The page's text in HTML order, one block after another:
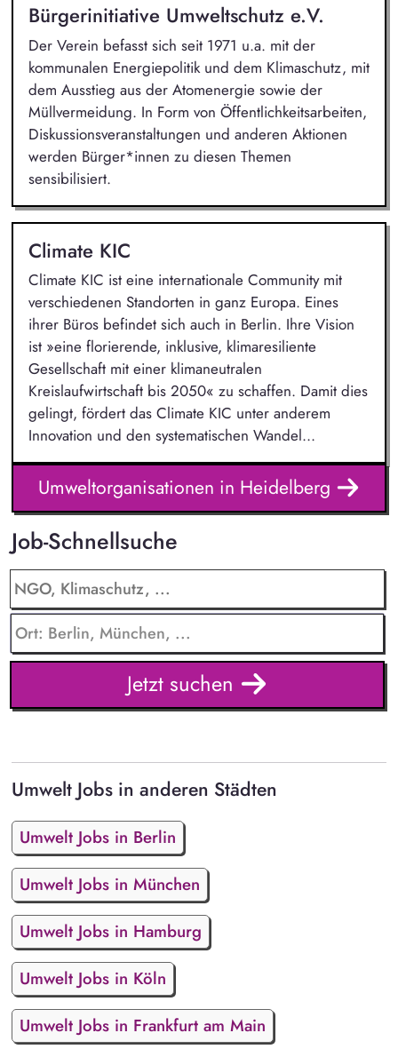
Bürgerinitiative Umweltschutz e.V.
Der Verein befasst sich seit 1971 u.a. mit der
kommunalen Energiepolitik und dem Klimaschutz, mit
dem Ausstieg aus der Atomenergie sowie der
Müllvermeidung. In Form von Öffentlichkeitsarbeiten,
Diskussionsveranstaltungen und anderen Aktionen
werden Bürger*innen zu diesen Themen
sensibilisiert.
Climate KIC
Climate KIC ist eine internationale Community mit
verschiedenen Standorten in ganz Europa. Eines
ihrer Büros befindet sich auch in Berlin. Ihre Vision
ist »eine florierende, inklusive, klimaresiliente
Gesellschaft mit einer klimaneutralen
Kreislaufwirtschaft bis 2050« zu schaffen. Damit dies
gelingt, fördert das Climate KIC unter anderem
Innovation und den systematischen Wandel...
Umweltorganisationen in Heidelberg
Job-Schnellsuche
Jetzt suchen
Umwelt Jobs in anderen Städten
Umwelt Jobs in Berlin
Umwelt Jobs in München
Umwelt Jobs in Hamburg
Umwelt Jobs in Köln
Umwelt Jobs in Frankfurt am Main